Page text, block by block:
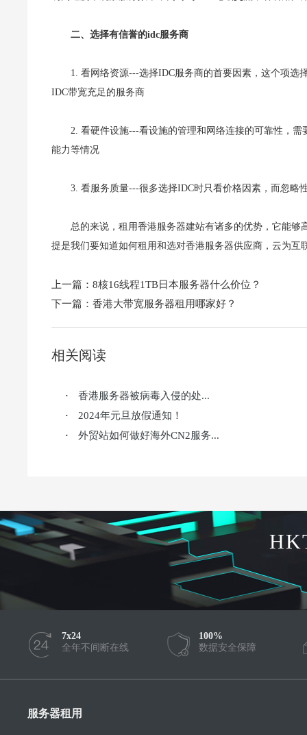
二、选择有信誉的idc服务商
1. 看网络资源---选择IDC服务商的首要因素，这个项选
IDC带宽充足的服务商
2. 看硬件设施---看设施的管理和网络连接的可靠性，
能力等情况
3. 看服务质量---很多选择IDC时只看价格因素，而忽略
总的来说，租用香港服务器建站有诸多的优势，它能
提是我们要知道如何租用和选对香港服务器供应商，云为互
上一篇： 8核16线程1TB日本服务器什么价位？
下一篇： 香港大带宽服务器租用哪家好？
相关阅读
· 香港服务器被病毒入侵的处...
· 2024年元旦放假通知！
· 外贸站如何做好海外CN2服务...
7x24
全年不间断在线
100%
数据安全保障
服务器租用